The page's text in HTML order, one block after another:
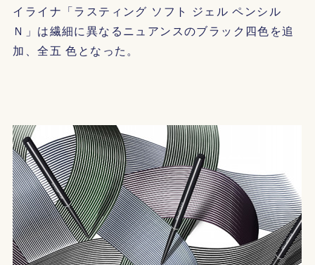
イライナ「ラスティング ソフト ジェル ペンシル
Ｎ」は繊細に異なるニュアンスのブラック四色を追
加、全五 色となった。